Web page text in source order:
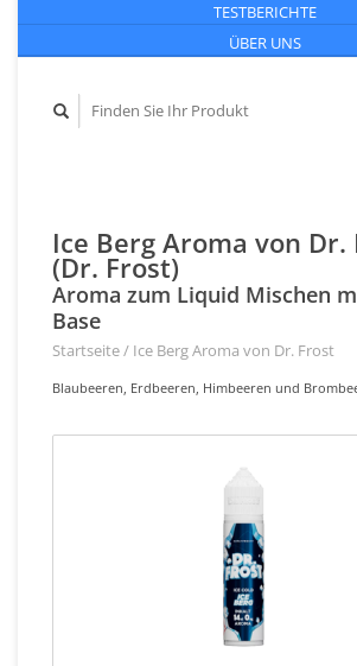
TESTBERICHTE
ÜBER UNS
Ice Berg Aroma von Dr.
(Dr. Frost)
Aroma zum Liquid Mischen
Base
Startseite/ Ice Berg Aroma von Dr. Frost
Blaubeeren, Erdbeeren, Himbeeren und